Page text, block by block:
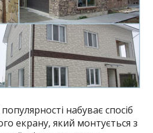
набуває спосіб
екрану, який монтується з